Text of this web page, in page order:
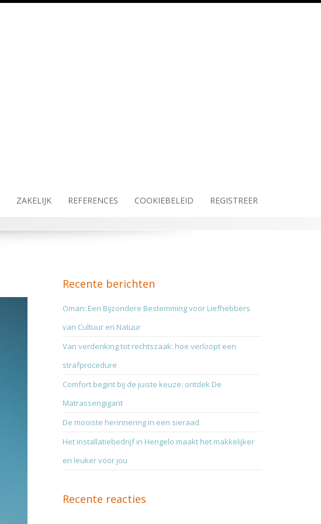
ZAKELIJK REFERENCES COOKIEBELEID REGISTREER
Recente berichten
Oman: Een Bijzondere Bestemming voor Liefhebbers
van Cultuur en Natuur
Van verdenking tot rechtszaak: hoe verloopt een
strafprocedure
Comfort begint bij de juiste keuze: ontdek De
Matrassengigant
De mooiste herinnering in een sieraad
Het installatiebedrijf in Hengelo maakt het makkelijker
en leuker voor jou
Recente reacties